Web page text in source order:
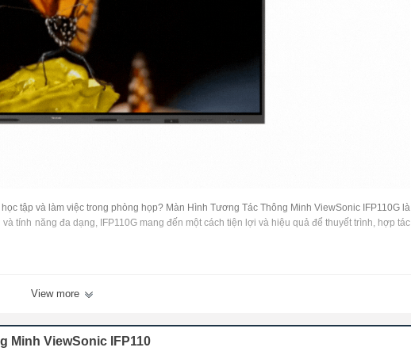
tập và làm việc trong phòng họp? Màn Hình Tương Tác Thông Minh ViewSonic IFP110G là
tính năng đa dạng, IFP110G mang đến một cách tiện lợi và hiệu quả để thuyết trình, hợp tác
sắc nét và chi tiết, tạo điều kiện cho trải nghiệm thú vị và tương tác trực quan.
View more
Minh ViewSonic IFP110